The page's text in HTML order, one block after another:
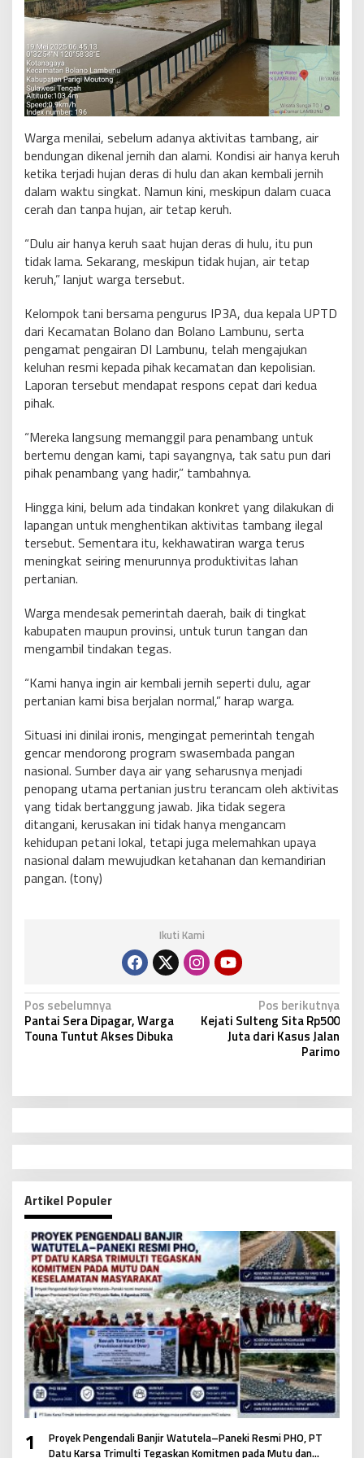
Warga menilai, sebelum adanya aktivitas tambang, air
bendungan dikenal jernih dan alami. Kondisi air hanya keruh
ketika terjadi hujan deras di hulu dan akan kembali jernih
dalam waktu singkat. Namun kini, meskipun dalam cuaca
cerah dan tanpa hujan, air tetap keruh.
“Dulu air hanya keruh saat hujan deras di hulu, itu pun
tidak lama. Sekarang, meskipun tidak hujan, air tetap
keruh,” lanjut warga tersebut.
Kelompok tani bersama pengurus IP3A, dua kepala UPTD
dari Kecamatan Bolano dan Bolano Lambunu, serta
pengamat pengairan DI Lambunu, telah mengajukan
keluhan resmi kepada pihak kecamatan dan kepolisian.
Laporan tersebut mendapat respons cepat dari kedua
pihak.
“Mereka langsung memanggil para penambang untuk
bertemu dengan kami, tapi sayangnya, tak satu pun dari
pihak penambang yang hadir,” tambahnya.
Hingga kini, belum ada tindakan konkret yang dilakukan di
lapangan untuk menghentikan aktivitas tambang ilegal
tersebut. Sementara itu, kekhawatiran warga terus
meningkat seiring menurunnya produktivitas lahan
pertanian.
Warga mendesak pemerintah daerah, baik di tingkat
kabupaten maupun provinsi, untuk turun tangan dan
mengambil tindakan tegas.
“Kami hanya ingin air kembali jernih seperti dulu, agar
pertanian kami bisa berjalan normal,” harap warga.
Situasi ini dinilai ironis, mengingat pemerintah tengah
gencar mendorong program swasembada pangan
nasional. Sumber daya air yang seharusnya menjadi
penopang utama pertanian justru terancam oleh aktivitas
yang tidak bertanggung jawab. Jika tidak segera
ditangani, kerusakan ini tidak hanya mengancam
kehidupan petani lokal, tetapi juga melemahkan upaya
nasional dalam mewujudkan ketahanan dan kemandirian
pangan. (tony)
Ikuti Kami
N
a
g
s
i
p
o
s
Pos sebelumnya
Pantai Sera Dipagar, Warga
Touna Tuntut Akses Dibuka
Pos berikutnya
Kejati Sulteng Sita Rp500
Juta dari Kasus Jalan
Parimo
Artikel Populer
1
Proyek Pengendali Banjir Watutela–Paneki Resmi PHO, PT
Datu Karsa Trimulti Tegaskan Komitmen pada Mutu dan